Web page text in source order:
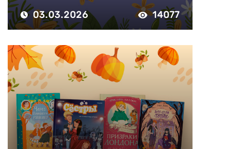
03.03.2026 14077